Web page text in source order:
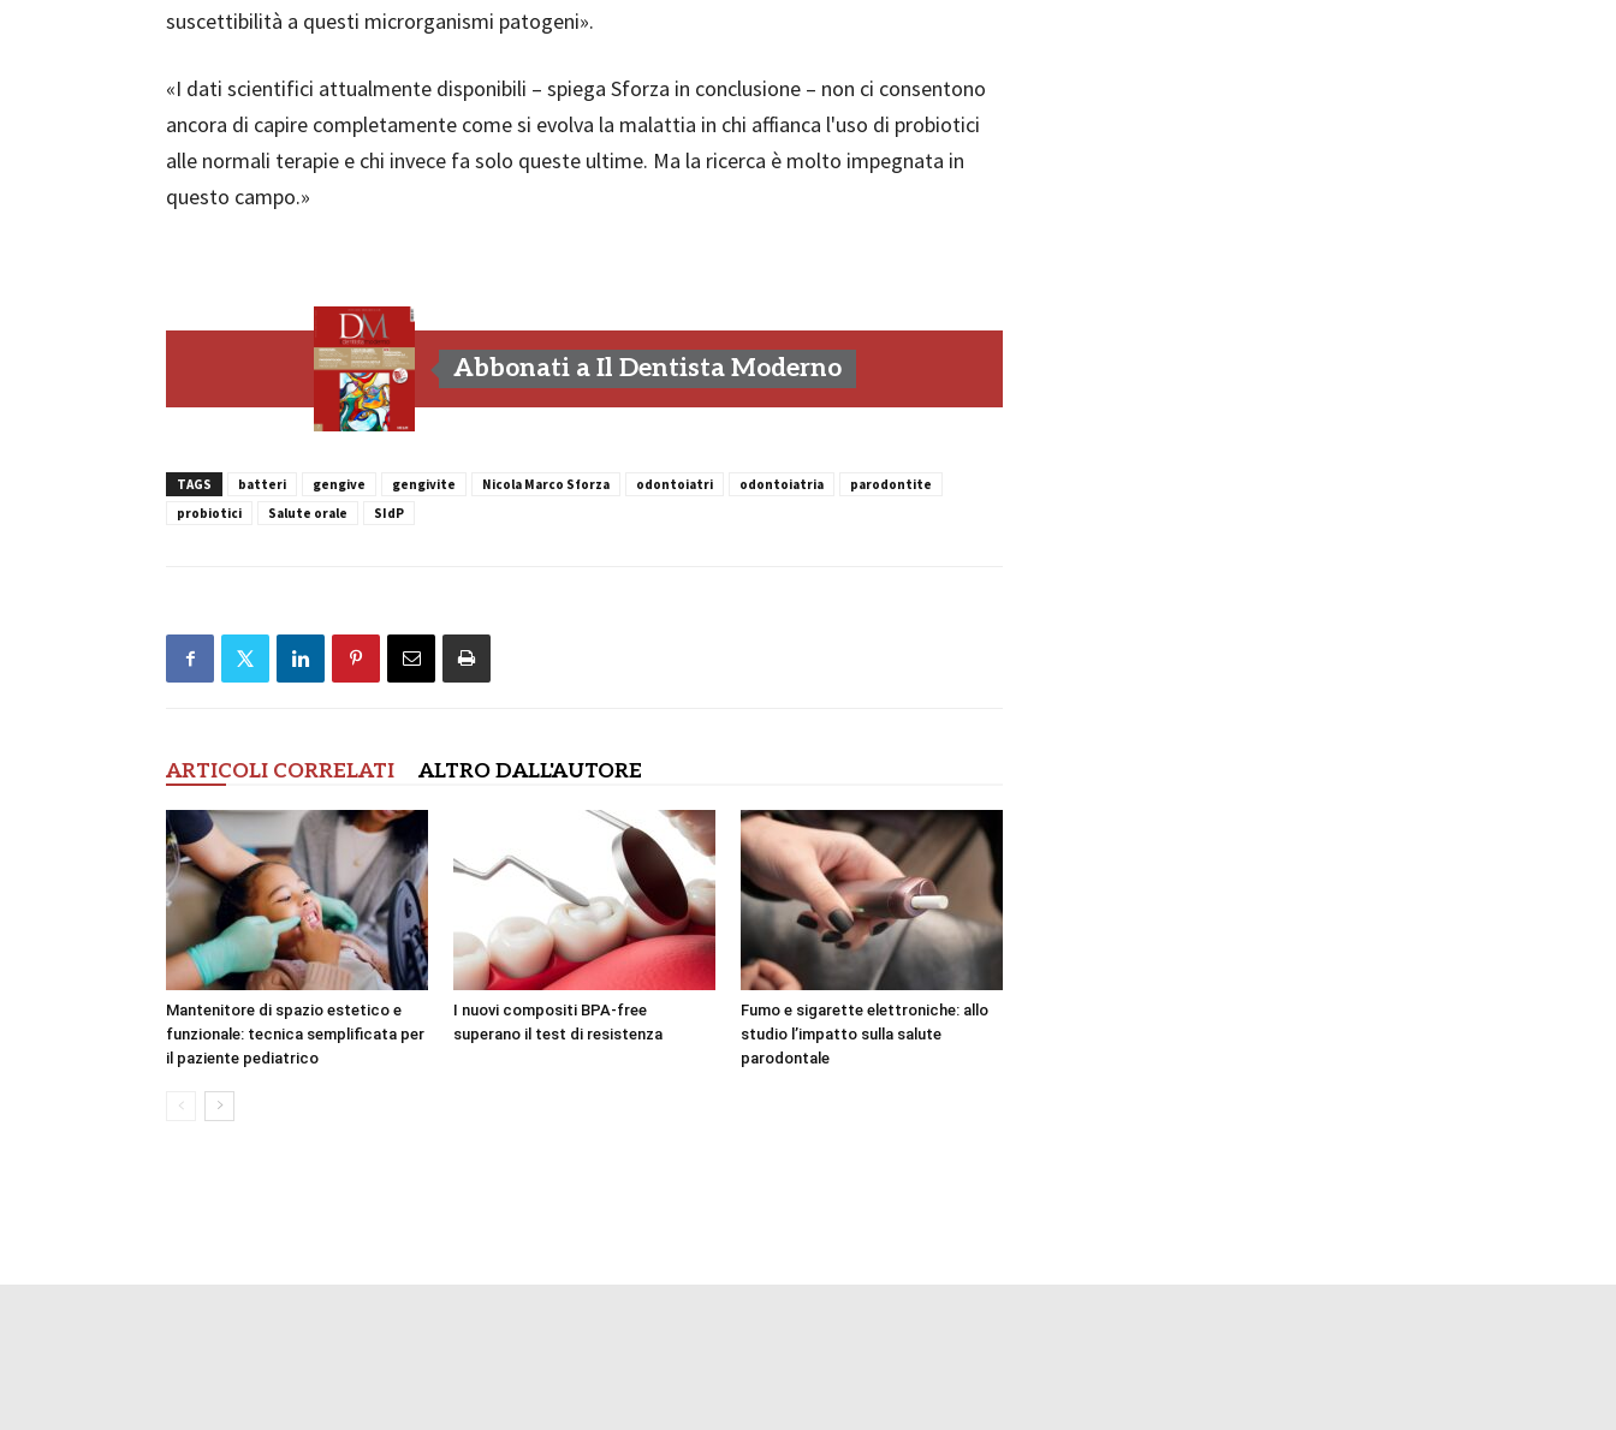
suscettibilità a questi microrganismi patogeni».
«I dati scientifici attualmente disponibili – spiega Sforza in conclusione – non ci consentono
ancora di capire completamente come si evolva la malattia in chi affianca l'uso di probiotici
alle normali terapie e chi invece fa solo queste ultime. Ma la ricerca è molto impegnata in
questo campo.»
Abbonati a Il Dentista Moderno
TAGS batteri gengive gengivite Nicola Marco Sforza odontoiatri odontoiatria
parodontite
probiotici
Salute orale SIdP
ARTICOLI CORRELATI ALTRO DALL'AUTORE
Mantenitore di spazio estetico e
funzionale: tecnica semplificata per
il paziente pediatrico
I nuovi compositi BPA-free
superano il test di resistenza
Fumo e sigarette elettroniche: allo
studio l’impatto sulla salute
parodontale